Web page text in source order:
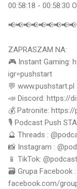
00:58:18 - 00:58:30
📢📢📢📢📢📢📢📢📢
ZAPRASZAM NA:
🎮 Instant Gaming:
igr=pushstart
💬 www.pushstart.pl
📣 Discord: https://
💰 Patronite:
🎙 Podcast Push
🔮 Threads :
📸 Instagram :
📱 TikTok:
🗃 Grupa Facebook :
facebook.com/